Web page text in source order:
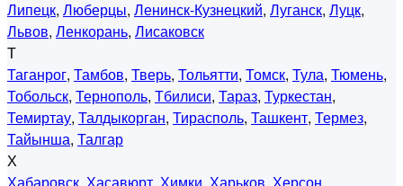
Липецк, Люберцы, Ленинск-Кузнецкий, Луганск, Луцк,
Львов, Ленкорань, Лисаковск
Т
Таганрог, Тамбов, Тверь, Тольятти, Томск, Тула, Тюмень,
Тобольск, Тернополь, Тбилиси, Тараз, Туркестан,
Темиртау, Талдыкорган, Тирасполь, Ташкент, Термез,
Тайынша, Талгар
Х